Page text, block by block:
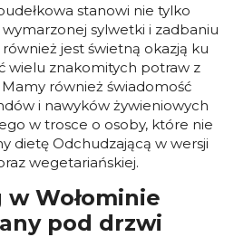
stanowi nie tylko
sylwetki i zadbaniu
jest świetną okazją ku
wielu znakomitych potraw z
również świadomość
i nawyków żywieniowych
w trosce o osoby, które nie
dietę Odchudzającą w wersji
wegetariańskiej.
Wołominie
pod drzwi